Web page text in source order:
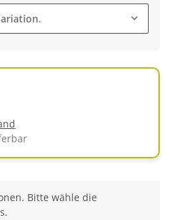
Bitte wähle die